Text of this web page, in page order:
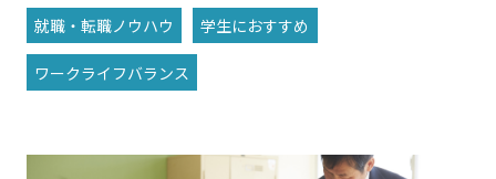
就職・転職ノウハウ 学生におすすめ
ワークライフバランス